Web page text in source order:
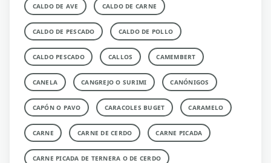
CALDO DE AVE CALDO DE CARNE
CALDO DE PESCADO CALDO DE POLLO
CALDO PESCADO CALLOS CAMEMBERT
CANELA CANGREJO O SURIMI CANÓNIGOS
CAPÓN O PAVO CARACOLES BUGET CARAMELO
CARNE CARNE DE CERDO CARNE PICADA
CARNE PICADA DE TERNERA O DE CERDO